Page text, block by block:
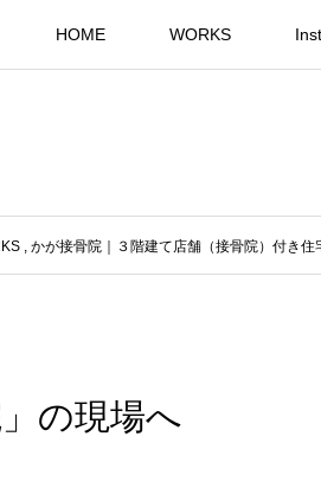
HOME WORKS
かが接骨院｜３階建て店舗（接骨院）付き
の現場へ